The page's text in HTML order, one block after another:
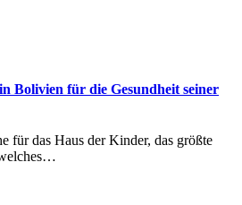
Bolivien für die Gesundheit seiner
für das Haus der Kinder, das größte